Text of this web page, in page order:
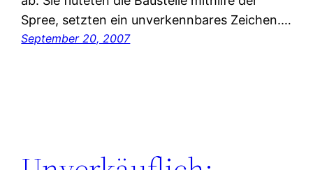
Spree, setzten ein unverkennbares Zeichen.…
September 20, 2007